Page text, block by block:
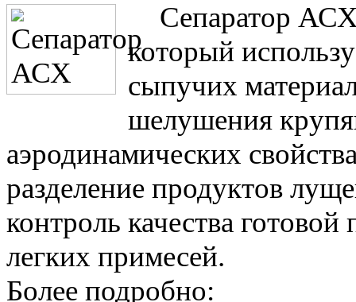
Сепаратор
который
сыпучих
шелушения
аэродинамических
разделение продуктов
контроль качества
легких примесей.
Более подробно: